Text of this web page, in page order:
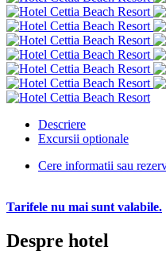
Descriere
Excursii optionale
Cere informatii sau
Tarifele nu mai sunt valabile.
Despre hotel